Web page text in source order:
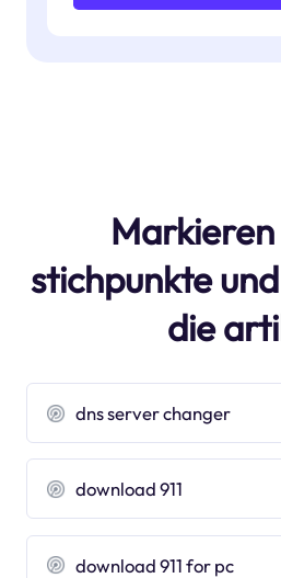
Markieren
stichpunkte
die
dns server changer
download 911
download 911 for pc